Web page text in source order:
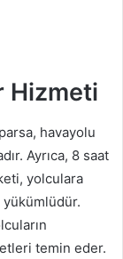
Hizmeti
havayolu
Ayrıca, 8 saat
yolculara
yükümlüdür.
temin eder.